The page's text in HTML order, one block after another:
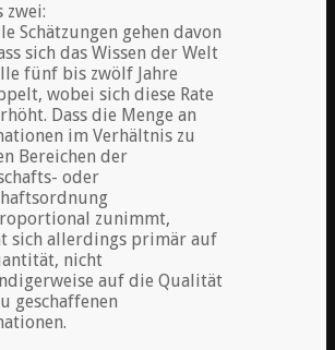
zwei:
Schätzungen gehen davon
sich das Wissen der Welt
fünf bis zwölf Jahre
wobei sich diese Rate
Dass die Menge an
im Verhältnis zu
Bereichen der
oder
zunimmt,
sich allerdings primär auf
nicht
auf die Qualität
geschaffenen